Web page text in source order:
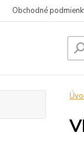
Obchodné